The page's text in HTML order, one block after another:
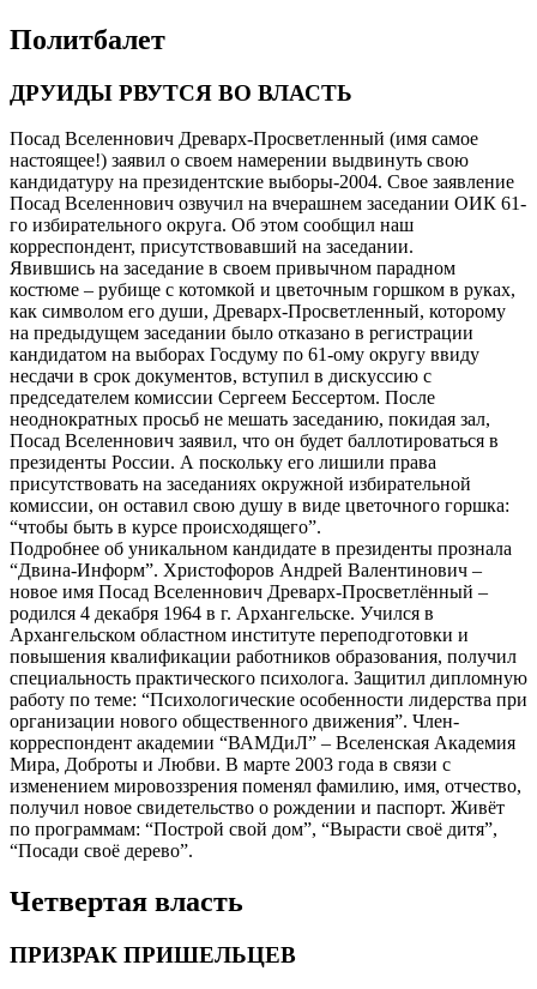
Политбалет
ДРУИДЫ РВУТСЯ ВО ВЛАСТЬ
Посад Вселеннович Древарх-Просветленный (имя самое
настоящее!) заявил о своем намерении выдвинуть свою
кандидатуру на президентские выборы-2004. Свое заявление
Посад Вселеннович озвучил на вчерашнем заседании ОИК 61-
го избирательного округа. Об этом сообщил наш
корреспондент, присутствовавший на заседании.
Явившись на заседание в своем привычном парадном
костюме – рубище с котомкой и цветочным горшком в руках,
как символом его души, Древарх-Просветленный, которому
на предыдущем заседании было отказано в регистрации
кандидатом на выборах Госдуму по 61-ому округу ввиду
несдачи в срок документов, вступил в дискуссию с
председателем комиссии Сергеем Бессертом. После
неоднократных просьб не мешать заседанию, покидая зал,
Посад Вселеннович заявил, что он будет баллотироваться в
президенты России. А поскольку его лишили права
присутствовать на заседаниях окружной избирательной
комиссии, он оставил свою душу в виде цветочного горшка:
“чтобы быть в курсе происходящего”.
Подробнее об уникальном кандидате в президенты прознала
“Двина-Информ”. Христофоров Андрей Валентинович –
новое имя Посад Вселеннович Древарх-Просветлённый –
родился 4 декабря 1964 в г. Архангельске. Учился в
Архангельском областном институте переподготовки и
повышения квалификации работников образования, получил
специальность практического психолога. Защитил дипломную
работу по теме: “Психологические особенности лидерства при
организации нового общественного движения”. Член-
корреспондент академии “ВАМДиЛ” – Вселенская Академия
Мира, Доброты и Любви. В марте 2003 года в связи с
изменением мировоззрения поменял фамилию, имя, отчество,
получил новое свидетельство о рождении и паспорт. Живёт
по программам: “Построй свой дом”, “Вырасти своё дитя”,
“Посади своё дерево”.
Четвертая власть
ПРИЗРАК ПРИШЕЛЬЦЕВ